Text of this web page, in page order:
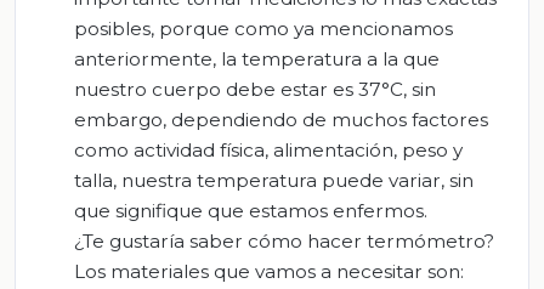
posibles, porque como ya mencionamos
anteriormente, la temperatura a la que
nuestro cuerpo debe estar es 37°C, sin
embargo, dependiendo de muchos factores
como actividad física, alimentación, peso y
talla, nuestra temperatura puede variar, sin
que signifique que estamos enfermos.
¿Te gustaría saber cómo hacer termómetro?
Los materiales que vamos a necesitar son: